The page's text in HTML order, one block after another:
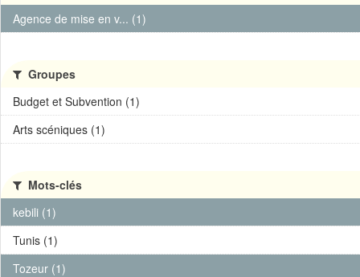
Agence de mise en v... (1)
Groupes
Budget et Subvention (1)
Arts scéniques (1)
Mots-clés
kebili (1)
Tunis (1)
Tozeur (1)